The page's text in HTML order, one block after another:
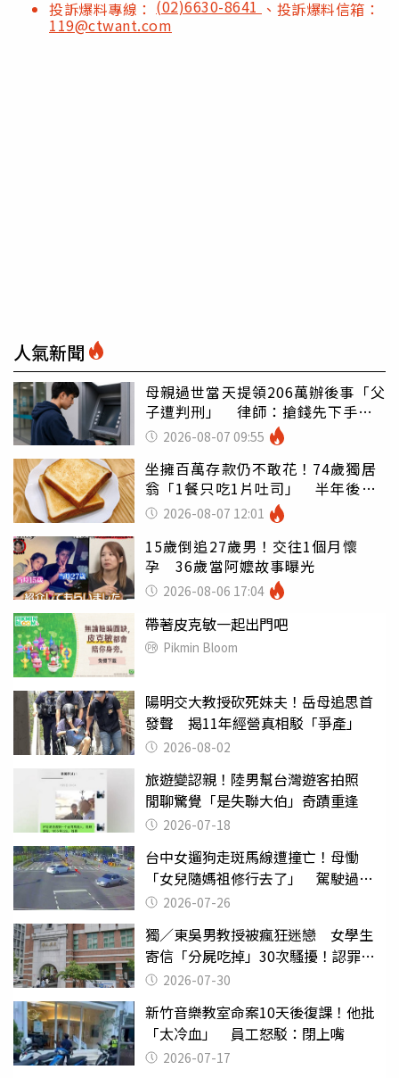
投訴爆料專線： (02)6630-8641 、投訴爆料信箱：
119@ctwant.com
人氣新聞
母親過世當天提領206萬辦後事「父
子遭判刑」 律師：搶錢先下手是
罪 2026-08-07 09:55
坐擁百萬存款仍不敢花！74歲獨居
翁「1餐只吃1片吐司」 半年後暴
瘦嚇壞女兒
2026-08-07 12:01
15歲倒追27歲男！交往1個月懷
孕 36歲當阿嬤故事曝光
2026-08-06 17:04
帶著皮克敏一起出門吧
Pikmin Bloom
陽明交大教授砍死妹夫！岳母追思首
發聲 揭11年經營真相駁「爭產」
2026-08-02
旅遊變認親！陸男幫台灣遊客拍照
閒聊驚覺「是失聯大伯」奇蹟重逢
2026-07-18
台中女遛狗走斑馬線遭撞亡！母慟
「女兒隨媽祖修行去了」 駕駛過失
致死判9月
2026-07-26
獨／東吳男教授被瘋狂迷戀 女學生
寄信「分屍吃掉」30次騷擾！認罪免
關 2026-07-30
新竹音樂教室命案10天後復課！他批
「太冷血」 員工怒駁：閉上嘴
2026-07-17